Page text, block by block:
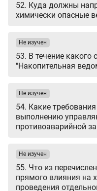
52. Куда должны
химически опасные
53. В течение какого
"Накопительная
Не изучен
54. Какие
выполнению
противоаварийной
Не изучен
55. Что из
прямого влияния на
проведения
Не изучен